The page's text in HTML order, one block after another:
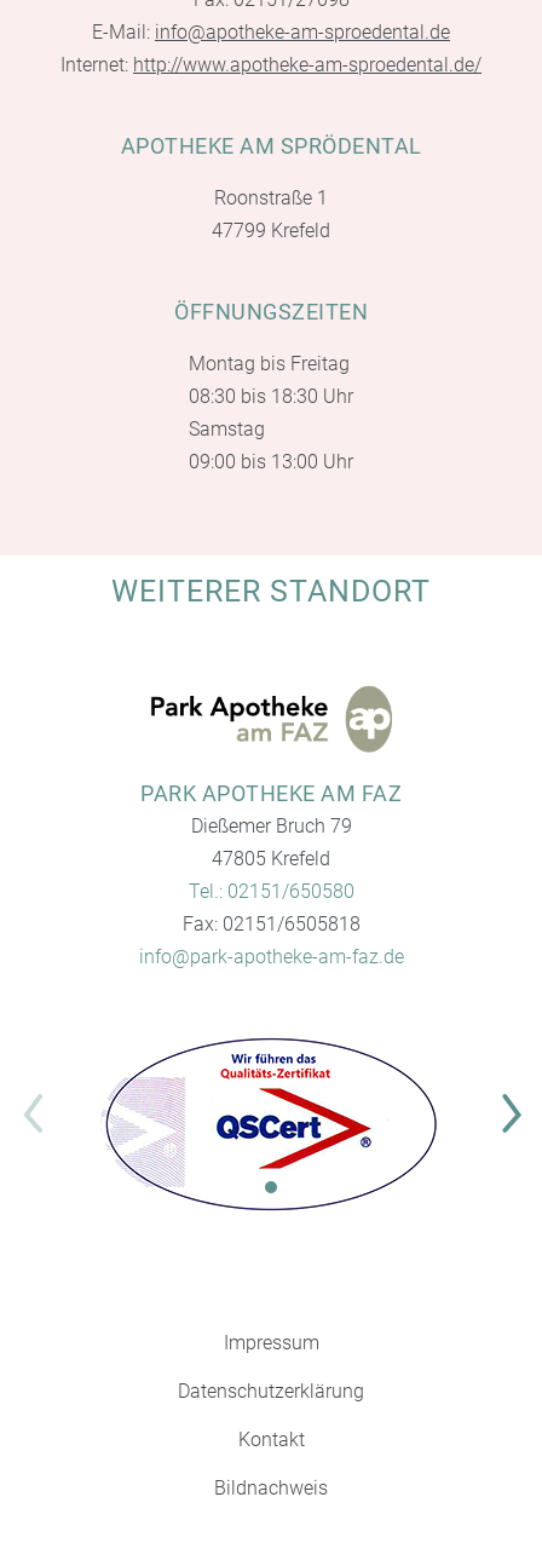
E-Mail: info@apotheke-am-sproedental.de
Internet: http://www.apotheke-am-sproedental.de/
APOTHEKE AM SPRÖDENTAL
Roonstraße 1
47799 Krefeld
ÖFFNUNGSZEITEN
Montag bis Freitag
08:30 bis 18:30 Uhr
Samstag
09:00 bis 13:00 Uhr
WEITERER STANDORT
PARK APOTHEKE AM FAZ
Dießemer Bruch 79
47805 Krefeld
Tel.: 02151/650580
Fax: 02151/6505818
info@park-apotheke-am-faz.de
Impressum
Datenschutzerklärung
Kontakt
Bildnachweis